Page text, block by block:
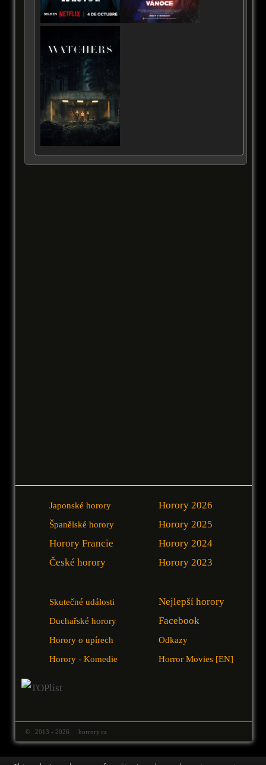
Japonské horory
Španělské horory
Horory Francie
České horory
Horory 2026
Horory 2025
Horory 2024
Horory 2023
Skutečné události
Duchařské horory
Horory o upírech
Horory - Komedie
Nejlepší horory
Facebook
Odkazy
Horror Movies [EN]
© 2013 - 2026 horrory.cz